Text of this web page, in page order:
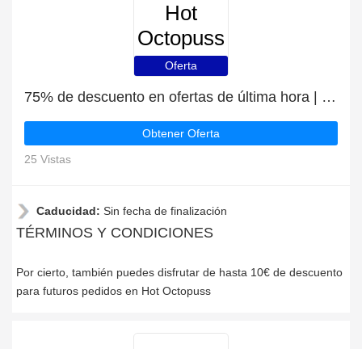
Hot
Octopuss
Oferta
75% de descuento en ofertas de última hora | caducan pronto
Obtener Oferta
25 Vistas
Caducidad: Sin fecha de finalización
TÉRMINOS Y CONDICIONES
Por cierto, también puedes disfrutar de hasta 10€ de descuento
para futuros pedidos en Hot Octopuss